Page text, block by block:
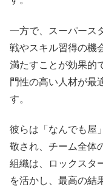
一方で、スーパース
戦やスキル習得の機
満たすことが効果的
門性の高い人材が最
す。
彼らは「なんでも屋
敬され、チーム全体
組織は、ロックスタ
を活かし、最高の結